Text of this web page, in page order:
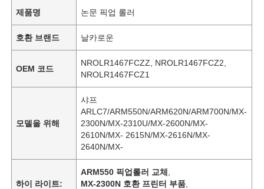
제품명 논문 픽업 롤러
호환 브랜드 날카로운
OEM 코드
NROLR1467FCZZ, NROLR1467FCZ2,
NROLR1467FCZ1
모델을 위해
샤프
ARLC7/ARM550N/ARM620N/ARM700N/MX-
2300N/MX-2310U/MX-2600N/MX-
2610N/MX- 2615N/MX-2616N/MX-
2640N/MX-
하이 라이트:
ARM550 픽업롤러 교체
MX-2300N 호환 프린터 부품